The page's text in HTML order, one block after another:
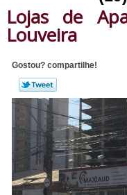
Lojas de
Louveira
Gostou? compartilhe!